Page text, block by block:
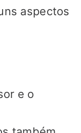
aspectos
e o